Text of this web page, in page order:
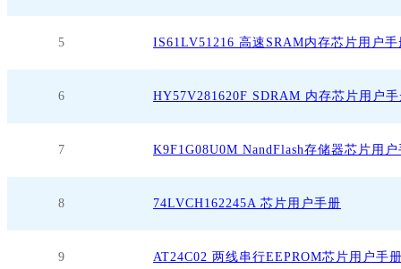
5 IS61LV51216 高速SRAM内存芯片用户手
6 HY57V281620F SDRAM 内存芯片用户
7 K9F1G08U0M NandFlash存储器芯片用
8 74LVCH162245A 芯片用户手册
9 AT24C02 两线串行EEPROM芯片用户手